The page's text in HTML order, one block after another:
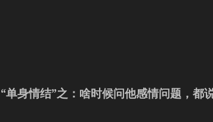
“单身情结”之： 啥时候问他感情问题，都